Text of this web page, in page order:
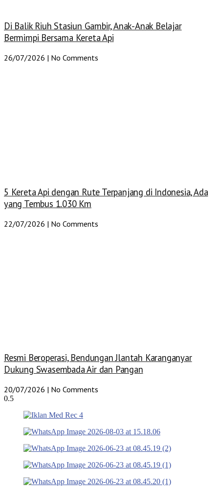
Di Balik Riuh Stasiun Gambir, Anak-Anak Belajar
Bermimpi Bersama Kereta Api
26/07/2026 No Comments
5 Kereta Api dengan Rute Terpanjang di Indonesia, Ada
yang Tembus 1.030 Km
22/07/2026 No Comments
Resmi Beroperasi, Bendungan Jlantah Karanganyar
Dukung Swasembada Air dan Pangan
20/07/2026 No Comments